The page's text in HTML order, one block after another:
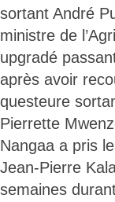
sortant André
ministre de
upgradé
après avoir
questeure
Pierrette
Nangaa a pris
Jean-Pierre
semaines